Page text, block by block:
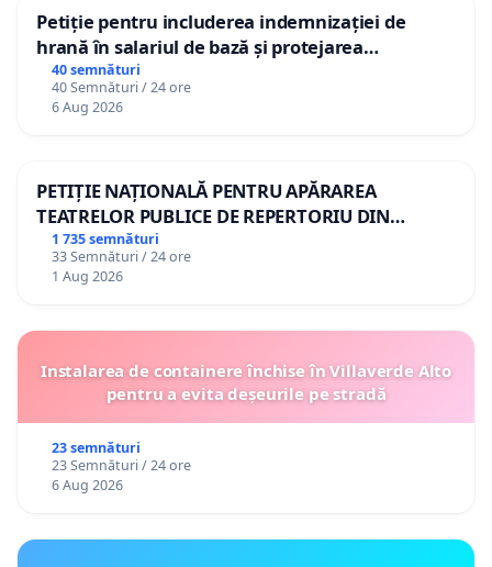
Petiție pentru includerea indemnizației de
hrană în salariul de bază și protejarea
gradațiilor de vechime pentru asistenții
personali
40 semnături
40 Semnături / 24 ore
6 Aug 2026
PETIȚIE NAȚIONALĂ PENTRU APĂRAREA
TEATRELOR PUBLICE DE REPERTORIU DIN
ROMÂNIA
1 735 semnături
33 Semnături / 24 ore
1 Aug 2026
Instalarea de containere închise în Villaverde Alto
pentru a evita deșeurile pe stradă
23 semnături
23 Semnături / 24 ore
6 Aug 2026